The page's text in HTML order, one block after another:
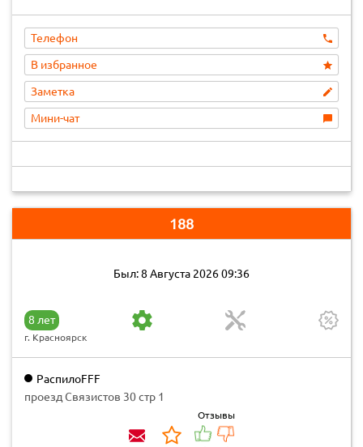
Телефон
В избранное
Заметка
Мини-чат
188
Был: 8 Августа 2026 09:36
8 лет
г. Красноярск
РаспилоFFF
проезд Связистов 30 стр 1
Отзывы